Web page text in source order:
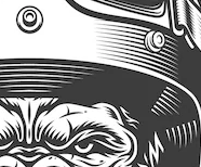
KI-Assistent
KI-Bildgenerator
KI-Videogenerator
KI-
Stimmengenerator
Stock-Inhalte